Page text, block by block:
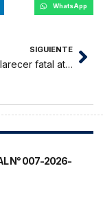
WhatsApp
SIGUIENTE
Exigen esclarecer fatal atropello que cobró la vida de distribuidor de diarios en La Banda de Shilcayo
N° 007-2026-